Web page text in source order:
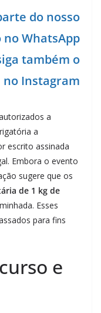
do nosso
no WhatsApp
também o
Instagram
a
a
escrito assinada
Embora o evento
sugere que os
de 1 kg de
Esses
para fins
e